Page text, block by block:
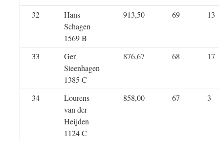
32
Hans
Schagen
1569 B
913,50 69 13
33
Ger
Steenhagen
1385 C
876,67 68 17
34
Lourens
van der
Heijden
1124 C
858,00 67 3